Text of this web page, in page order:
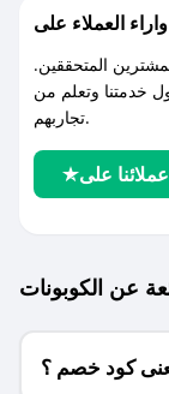
المتحققين.
خدمتنا وتعلم من
تجاربهم.
عن الكوبونات
كود خصم ؟